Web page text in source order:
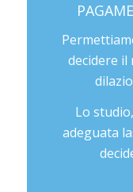
decidere il
Lo
adeguata